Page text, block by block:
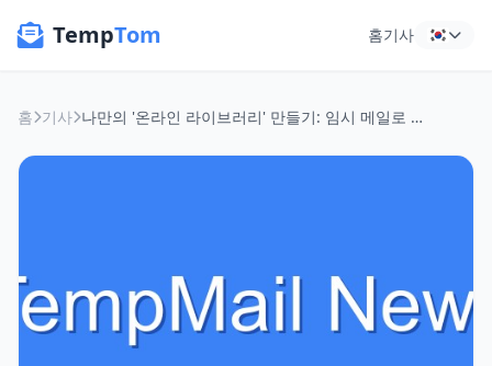
TempTom 홈기사
홈 기사 나만의 '온라인 라이브러리' 만들기: 임시 메일로 정보의 바다를 자유롭게 항해하는 법